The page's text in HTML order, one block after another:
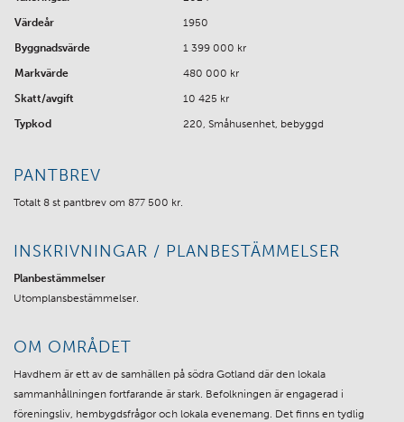
Värdeår
1950
Byggnadsvärde
1 399 000 kr
Markvärde
480 000 kr
Skatt/avgift
10 425 kr
Typkod
220, Småhusenhet, bebyggd
PANTBREV
Totalt 8 st pantbrev om 877 500 kr.
INSKRIVNINGAR / PLANBESTÄMMELSER
Planbestämmelser
Utomplansbestämmelser.
OM OMRÅDET
Havdhem är ett av de samhällen på södra Gotland där den lokala
sammanhållningen fortfarande är stark. Befolkningen är engagerad i
föreningsliv, hembygdsfrågor och lokala evenemang. Det finns en tydlig